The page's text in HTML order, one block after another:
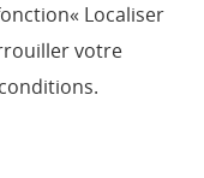
Localiser
votre